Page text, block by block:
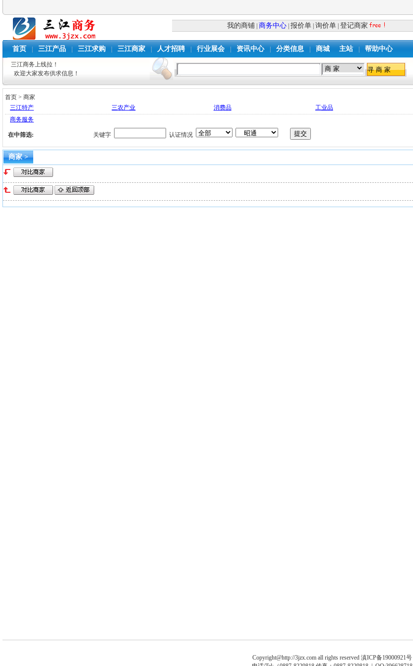
我的商铺 商务中心 报价单 询价单 登记商家
首页 三江产品 三江求购 三江商家 人才招聘 行业展会 资讯中心 分类信息 商城 主站 帮助中心
三江商务上线拉！
欢迎大家发布供求信息！
首页 >商家
三江特产
三农产业 消费品 工业品
商务服务
在中筛选: 关键字 认证情况
商家 >
Copyright@http://3jzx.com all rights reserved滇ICP备19000921号